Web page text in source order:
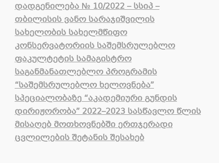
დადგენილება№ 10/2022 – სსიპ –
თბილისის ვანო სარაჯიშვილის
სახელობის სახელმწიფო
კონსერვატორიის საშემსრულებლო
ფაკულტეტის სამაგისტრო
საგანმანათლებლო პროგრამის
“საშემსრულებლო ხელოვნება”
სპეციალობაზე“აკადემიური გუნდის
დირიჟორობა” 2022–2023 სასწავლო წლის
მისაღებ მოთხოვნებში ერთჯერადი
ცვლილების შეტანის შესახებ